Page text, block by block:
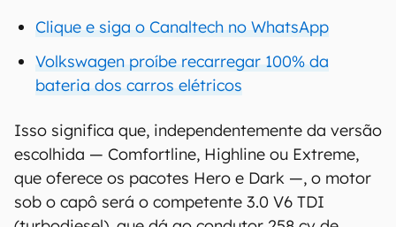
Clique e siga o Canaltech no WhatsApp
Volkswagen proíbe recarregar 100% da
bateria dos carros elétricos
Isso significa que, independentemente da versão
escolhida — Comfortline, Highline ou Extreme,
que oferece os pacotes Hero e Dark —, o motor
sob o capô será o competente 3.0 V6 TDI